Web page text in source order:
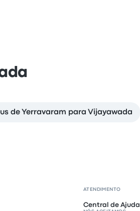
de Yerravaram para Vijayawada
ATENDIMENTO
Central de Ajuda